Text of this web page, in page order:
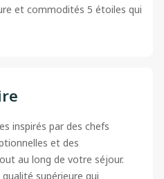
et commodités 5 étoiles qui
inspirés par des chefs
et des
au long de votre séjour.
supérieure qui